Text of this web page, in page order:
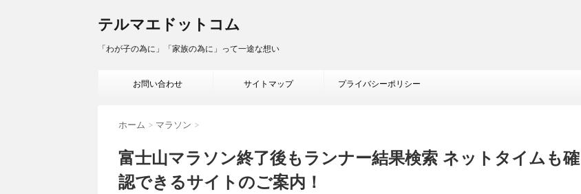
テルマエドットコム
「わが子の為に」「家族の為に」って一途な想い
お問い合わせ サイトマップ プライバシーポリシー
ホーム > マラソン >
富士山マラソン終了後もランナー結果検索 ネットタイムも確
認できるサイトのご案内！